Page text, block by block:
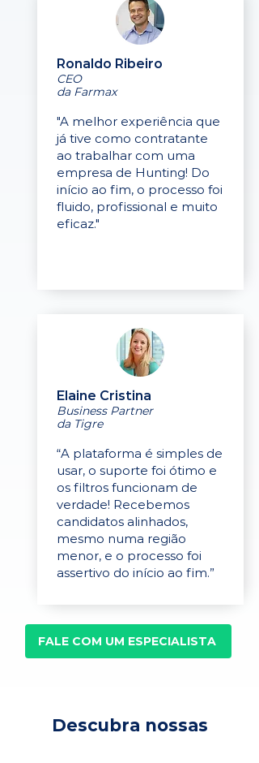
Ronaldo Ribeiro
CEO
da Farmax
"A melhor experiência que
já tive como contratante
ao trabalhar com uma
empresa de Hunting! Do
início ao fim, o processo foi
fluido, profissional e muito
eficaz."
Elaine Cristina
Business Partner
da Tigre
“A plataforma é simples de
usar, o suporte foi ótimo e
os filtros funcionam de
verdade! Recebemos
candidatos alinhados,
mesmo numa região
menor, e o processo foi
assertivo do início ao fim.”
FALE COM UM ESPECIALISTA
Descubra nossas